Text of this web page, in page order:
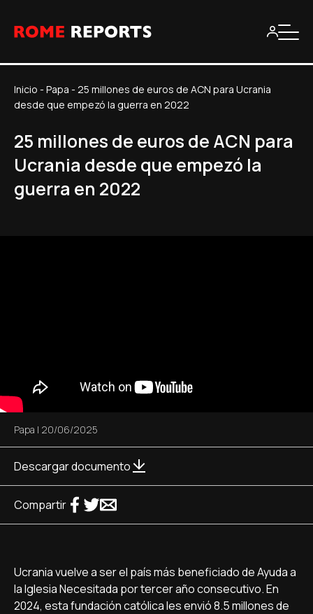
Inicio - Papa - 25 millones de euros de ACN para Ucrania
desde que empezó la guerra en 2022
25 millones de euros de ACN para
Ucrania desde que empezó la
guerra en 2022
Papa | 20/06/2025
Descargar documento
Compartir
Ucrania vuelve a ser el país más beneficiado de Ayuda a
la Iglesia Necesitada por tercer año consecutivo. En
2024, esta fundación católica les envió 8.5 millones de